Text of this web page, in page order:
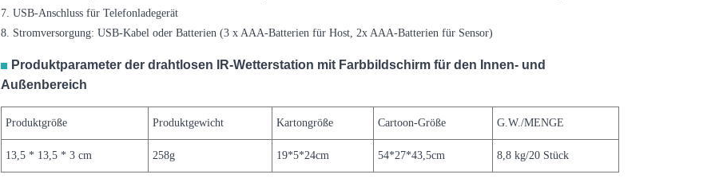
7. USB-Anschluss für Telefonladegerät
8. Stromversorgung: USB-Kabel oder Batterien (3 x AAA-Batterien für Host, 2x AAA-Batterien für Sensor)
Produktparameter der drahtlosen IR-Wetterstation mit Farbbildschirm für den Innen- und
Außenbereich
Produktgröße Produktgewicht Kartongröße Cartoon-Größe G.W./MENGE
13,5 * 13,5 * 3 cm 258g 19*5*24cm 54*27*43,5cm 8,8 kg/20 Stück